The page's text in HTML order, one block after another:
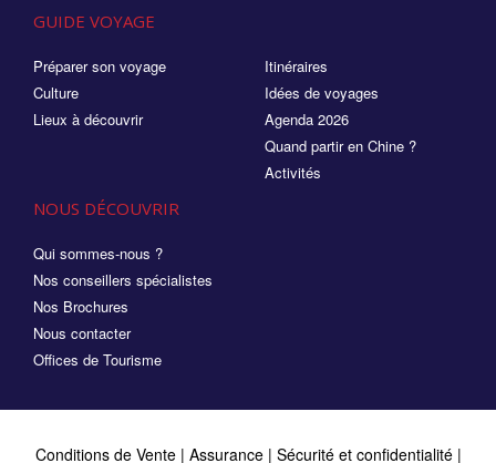
GUIDE VOYAGE
Préparer son voyage
Culture
Lieux à découvrir
Itinéraires
Idées de voyages
Agenda 2026
Quand partir en Chine ?
Activités
NOUS DÉCOUVRIR
Qui sommes-nous ?
Nos conseillers spécialistes
Nos Brochures
Nous contacter
Offices de Tourisme
Conditions de Vente| Assurance | Sécurité et confidentialité|